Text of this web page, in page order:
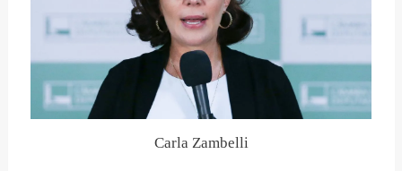
Carla Zambelli